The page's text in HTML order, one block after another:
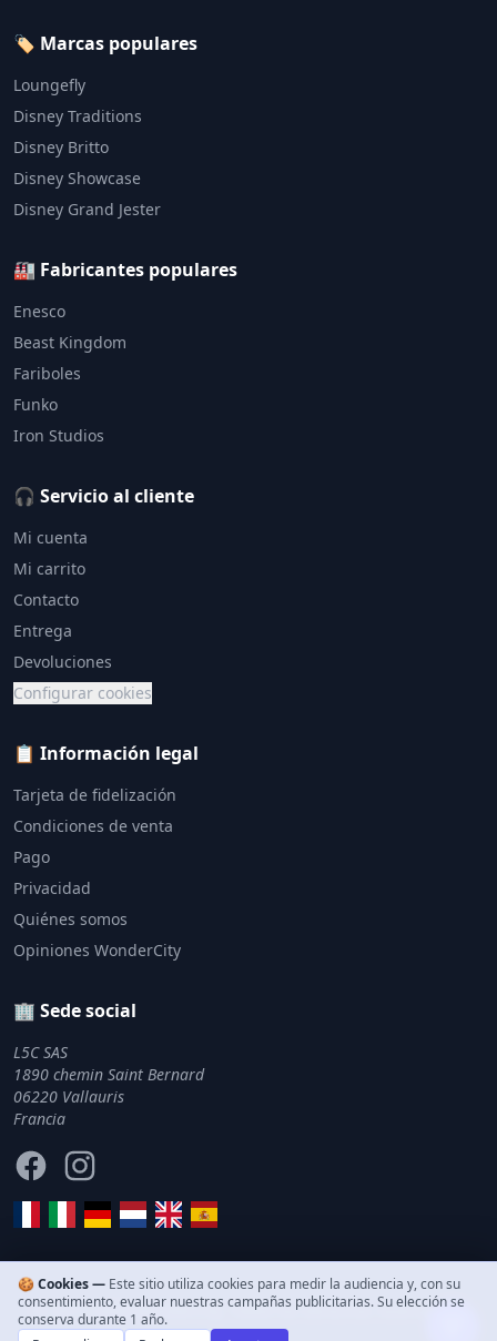
🏷️ Marcas populares
Loungefly
Disney Traditions
Disney Britto
Disney Showcase
Disney Grand Jester
🏭 Fabricantes populares
Enesco
Beast Kingdom
Fariboles
Funko
Iron Studios
🎧 Servicio al cliente
Mi cuenta
Mi carrito
Contacto
Entrega
Devoluciones
Configurar cookies
📋 Información legal
Tarjeta de fidelización
Condiciones de venta
Pago
Privacidad
Quiénes somos
Opiniones WonderCity
🏢 Sede social
L5C SAS
1890 chemin Saint Bernard
06220 Vallauris
Francia
FacebookInstagram
© 2011–2026 WonderCity. Todos los derechos reservados.
🍪 Cookies — Este sitio utiliza cookies para medir la audiencia y, con su
consentimiento, evaluar nuestras campañas publicitarias. Su elección se
conserva durante 1 año.